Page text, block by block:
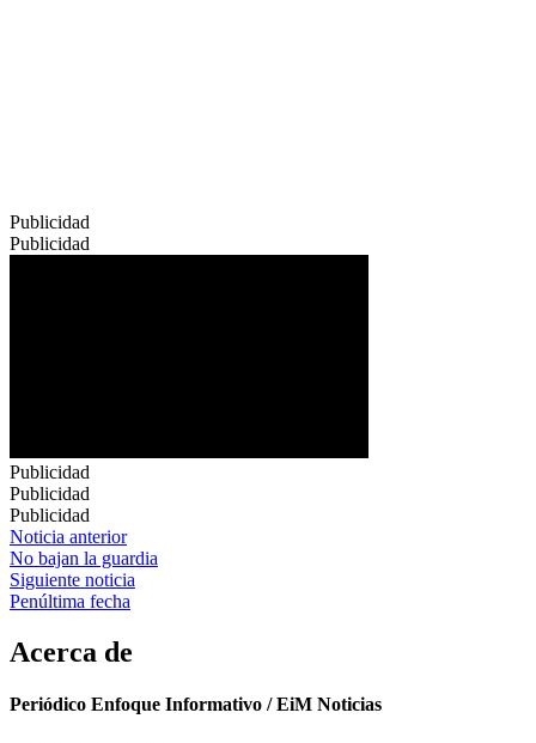
Publicidad
Publicidad
Publicidad
Publicidad
Publicidad
Navegación
de
entradas
Noticia anterior
No bajan la guardia
Siguiente noticia
Penúltima fecha
Acerca de
Periódico Enfoque Informativo / EiM Noticias